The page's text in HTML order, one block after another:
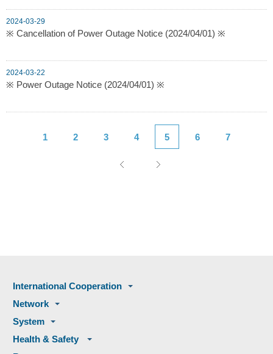
2024-03-29
※ Cancellation of Power Outage Notice (2024/04/01) ※
2024-03-22
※ Power Outage Notice (2024/04/01) ※
1 2 3 4 5 6 7
International Cooperation
Network
System
Health & Safety